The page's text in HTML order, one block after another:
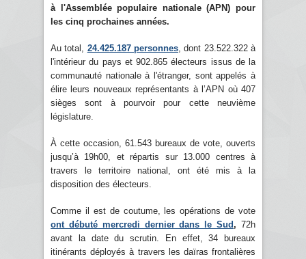
à l'Assemblée populaire nationale (APN) pour
les cinq prochaines années.
Au total, 24.425.187 personnes , dont 23.522.322 à
l'intérieur du pays et 902.865 électeurs issus de la
communauté nationale à l'étranger, sont appelés à
élire leurs nouveaux représentants à l’APN où 407
sièges sont à pourvoir pour cette neuvième
législature.
À cette occasion, 61.543 bureaux de vote, ouverts
jusqu’à 19h00, et répartis sur 13.000 centres à
travers le territoire national, ont été mis à la
disposition des électeurs.
Comme il est de coutume, les opérations de vote
ont débuté mercredi dernier dans le Sud,72h
avant la date du scrutin. En effet, 34 bureaux
itinérants déployés à travers les daïras frontalières